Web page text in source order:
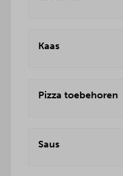
Kaas
Pizza toebehoren
Saus